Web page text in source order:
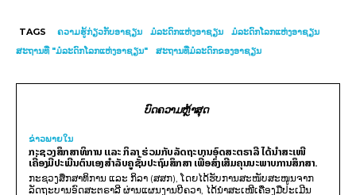
TAGS ຄວາມຮູ້ກ່ຽວກັບອາຊຽນ ມໍລະດົກແຫ່ງອາຊຽນ
ມໍລະດົກໂລກແຫ່ງອາຊຽນ
ສະຖານທີ່ "ມໍລະດົກໂລກແຫ່ງອາຊຽນ"
ສະຖານທີ່ມໍລະດົກຂອງອາຊຽນ
ບົດຄວາມຫຼ້າສຸດ
ຂ່າວພາຍ​ໃນ
ກະຊວງສຶກສາທິການ ແລະ ກິລາ ຮ່ວມກັບລັດຖະບານອົດສະຕຣາລີ ໄດ້ນຳສະເໜີ
ເຄື່ອງມືປະເມີນຕົນເອງສຳລັບຄູຊັ້ນປະຖົມສຶກສາ ເພື່ອສົ່ງເສີມຄຸນນະພາບການສຶກສາ.
ກະຊວງສຶກສາທິການ ແລະ ກິລາ (ສສກ), ໂດຍໄດ້ຮັບການສະໜັບສະໜູນຈາກ
ລັດຖະບານອົດສະຕຣາລີ ຜ່ານແຜນງານບີຄວາ, ໄດ້ນຳສະເໜີເຄື່ອງມືປະເມີນ